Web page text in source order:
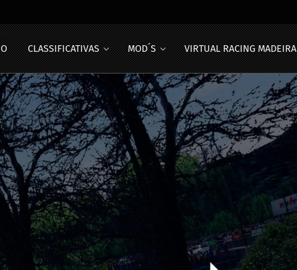
CLASSIFICATIVAS MOD´S VIRTUAL RACING MADEIRA